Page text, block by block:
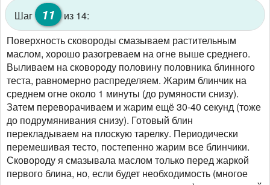
Шаг 11 из 14:
Поверхность сковороды смазываем растительным
маслом, хорошо разогреваем на огне выше среднего.
Выливаем на сковороду половину половника блинного
теста, равномерно распределяем. Жарим блинчик на
среднем огне около 1 минуты (до румяности снизу).
Затем переворачиваем и жарим ещё 30-40 секунд (тоже
до подрумянивания снизу). Готовый блин
перекладываем на плоскую тарелку. Периодически
перемешивая тесто, постепенно жарим все блинчики.
Сковороду я смазывала маслом только перед жаркой
первого блина, но, если будет необходимость (многое